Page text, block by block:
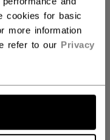
cookies for basic
more information
refer to our Privacy